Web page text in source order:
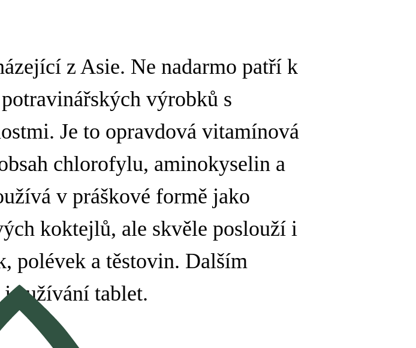
z Asie. Ne nadarmo patří k
výrobků s
Je to opravdová vitamínová
chlorofylu, aminokyselin a
v práškové formě jako
koktejlů, ale skvěle poslouží i
polévek a těstovin. Dalším
užívání tablet.